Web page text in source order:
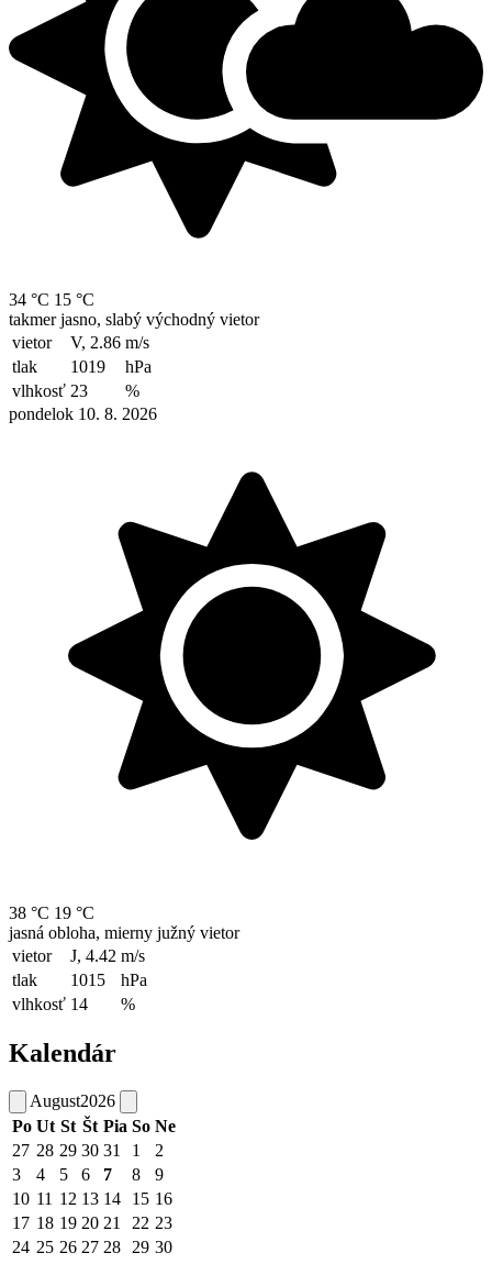
34 °C 15 °C
takmer jasno, slabý východný vietor
vietor
V, 2.86 m/s
tlak
1019
hPa
vlhkosť 23
%
pondelok 10. 8. 2026
38 °C 19 °C
jasná obloha, mierny južný vietor
vietor
J, 4.42 m/s
tlak
1015
hPa
vlhkosť 14 %
Kalendár
August2026
Po Ut St Št Pia So Ne
27 28 29 30 31 1
2
3
4 5 6 7 8
9
10 11 12 13 14 15 16
17 18 19 20 21 22 23
24 25 26 27 28 29 30